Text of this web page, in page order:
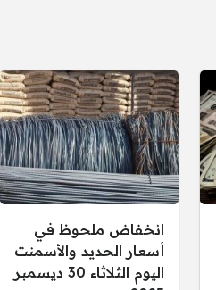
انخفاض ملحوظ في
أسعار الحديد والأسمنت
اليوم الثلاثاء 30 ديسمبر